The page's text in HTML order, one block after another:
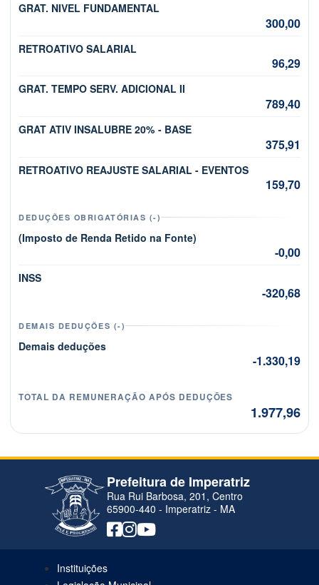
GRAT. NIVEL FUNDAMENTAL
300,00
RETROATIVO SALARIAL
96,29
GRAT. TEMPO SERV. ADICIONAL II
789,40
GRAT ATIV INSALUBRE 20% - BASE
375,91
RETROATIVO REAJUSTE SALARIAL - EVENTOS
159,70
DEDUÇÕES OBRIGATÓRIAS (-)
(Imposto de Renda Retido na Fonte)
-0,00
INSS
-320,68
DEMAIS DEDUÇÕES (-)
Demais deduções
-1.330,19
TOTAL DA REMUNERAÇÃO APÓS DEDUÇÕES
1.977,96
Prefeitura de Imperatriz
Rua Rui Barbosa, 201, Centro
65900-440 - Imperatriz - MA
Instituições